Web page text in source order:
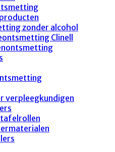
zonder alcohol
Clinell
verpleegkundigen